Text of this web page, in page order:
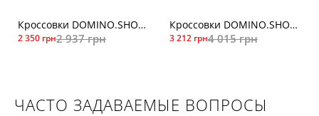
Кроссовки DOMINO.SHOES 3030бел
2 350 грн2 937 грн
Кроссовки DOMINO.SHOES 690-46-09бел
3 212 грн4 015 грн
ЧАСТО ЗАДАВАЕМЫЕ ВОПРОСЫ